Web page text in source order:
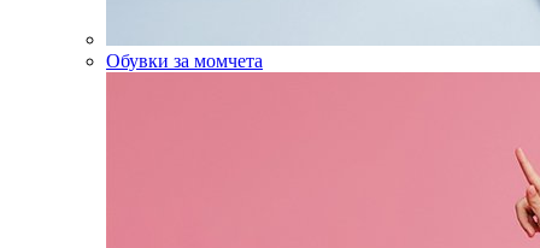
Обувки за момчета